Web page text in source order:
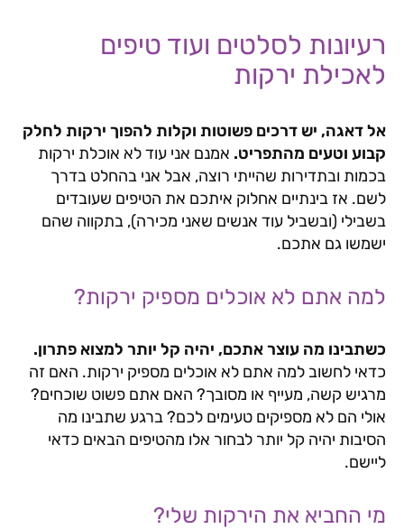
רעיונות לסלטים ועוד טיפים
לאכילת ירקות
אל דאגה, יש דרכים פשוטות וקלות להפוך ירקות לחלק
קבוע וטעים מהתפריט. אמנם אני עוד לא אוכלת ירקות
בכמות ובתדירות שהייתי רוצה, אבל אני בהחלט בדרך
לשם. אז בינתיים אחלוק איתכם את הטיפים שעובדים
בשבילי (ובשביל עוד אנשים שאני מכירה), בתקווה שהם
ישמשו גם אתכם.
למה אתם לא אוכלים מספיק ירקות?
כשתבינו מה עוצר אתכם, יהיה קל יותר למצוא פתרון.
כדאי לחשוב למה אתם לא אוכלים מספיק ירקות. האם זה
מרגיש קשה, מעייף או מסובך? האם אתם פשוט שוכחים?
אולי הם לא מספיקים טעימים לכם? ברגע שתבינו מה
הסיבות יהיה קל יותר לבחור אלו מהטיפים הבאים כדאי
ליישם.
מי החביא את הירקות שלי?